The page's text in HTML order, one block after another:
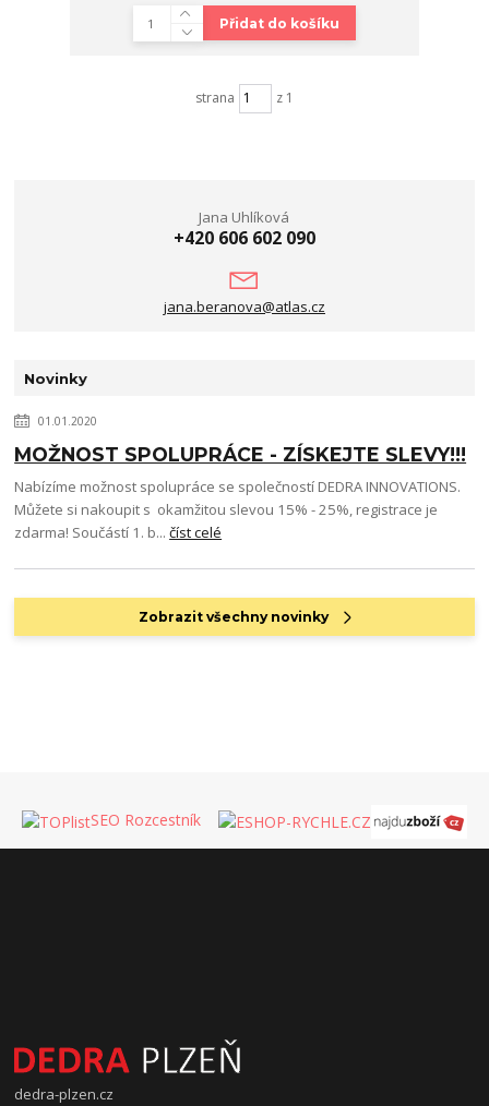
Přidat do košíku
strana z 1
Jana Uhlíková
+420 606 602 090
jana.beranova@atlas.cz
Novinky
01.01.2020
MOŽNOST SPOLUPRÁCE - ZÍSKEJTE SLEVY!!!
Nabízíme možnost spolupráce se společností DEDRA INNOVATIONS.
Můžete si nakoupit s okamžitou slevou 15% - 25%, registrace je
zdarma! Součástí 1. b...číst celé
Zobrazit všechny novinky
SEO Rozcestník
dedra-plzen.cz